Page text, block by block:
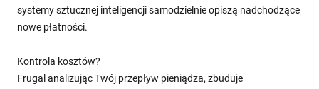
systemy sztucznej inteligencji samodzielnie opiszą nadchodzące
nowe płatności.
Kontrola kosztów?
Frugal analizując Twój przepływ pieniądza, zbuduje